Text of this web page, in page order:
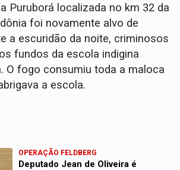
Puruborá localizada no km 32 da
foi novamente alvo de
a escuridão da noite, criminosos
fundos da escola indigina
O fogo consumiu toda a maloca
a escola.
OPERAÇÃO FELDBERG
Deputado Jean de Oliveira é